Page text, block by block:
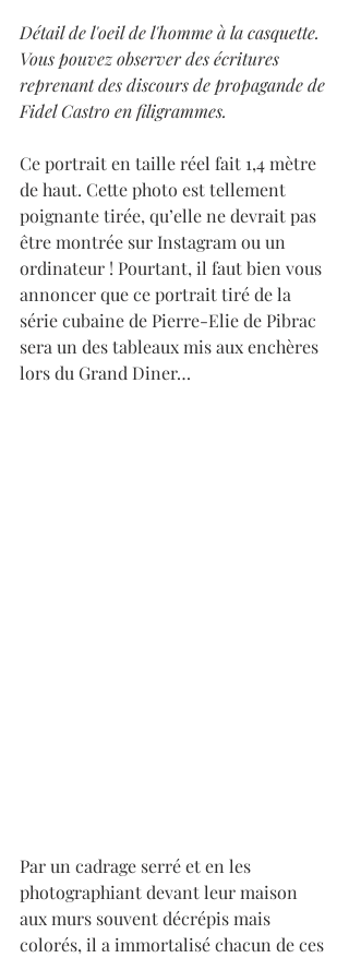
Détail de l'oeil de l'homme à la casquette.
Vous pouvez observer des écritures
reprenant des discours de propagande de
Fidel Castro en filigrammes.
Ce portrait en taille réel fait 1,4 mètre
de haut. Cette photo est tellement
poignante tirée, qu’elle ne devrait pas
être montrée sur Instagram ou un
ordinateur ! Pourtant, il faut bien vous
annoncer que ce portrait tiré de la
série cubaine de Pierre-Elie de Pibrac
sera un des tableaux mis aux enchères
lors du Grand Diner…
Par un cadrage serré et en les
photographiant devant leur maison
aux murs souvent décrépis mais
colorés, il a immortalisé chacun de ces